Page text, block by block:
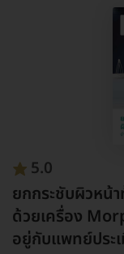
5.0
ยกกระชับผิวหน้
ด้วยเครื่อง
อยู่กับแพทย์ประ